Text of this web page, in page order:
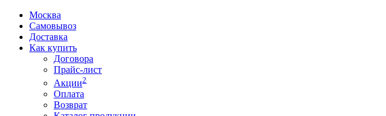
Москва
Самовывоз
Доставка
Как купить
Договора
Прайс-лист
Акции2
Оплата
Возврат